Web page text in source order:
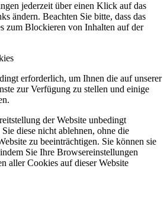
jederzeit über einen Klick auf das
ändern. Beachten Sie bitte, dass das
zum Blockieren von Inhalten auf der
erforderlich, um Ihnen die auf unserer
zur Verfügung zu stellen und einige
der Website unbedingt
diese nicht ablehnen, ohne die
zu beeinträchtigen. Sie können sie
Sie Ihre Browsereinstellungen
aller Cookies auf dieser Website